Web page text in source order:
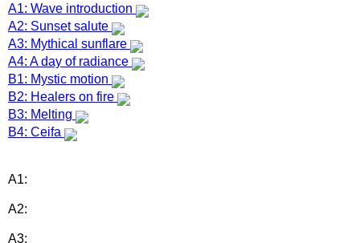
A1: Wave introduction
A2: Sunset salute
A3: Mythical sunflare
A4: A day of radiance
B1: Mystic motion
B2: Healers on fire
B3: Melting
B4: Ceifa
A1:
A2:
A3: